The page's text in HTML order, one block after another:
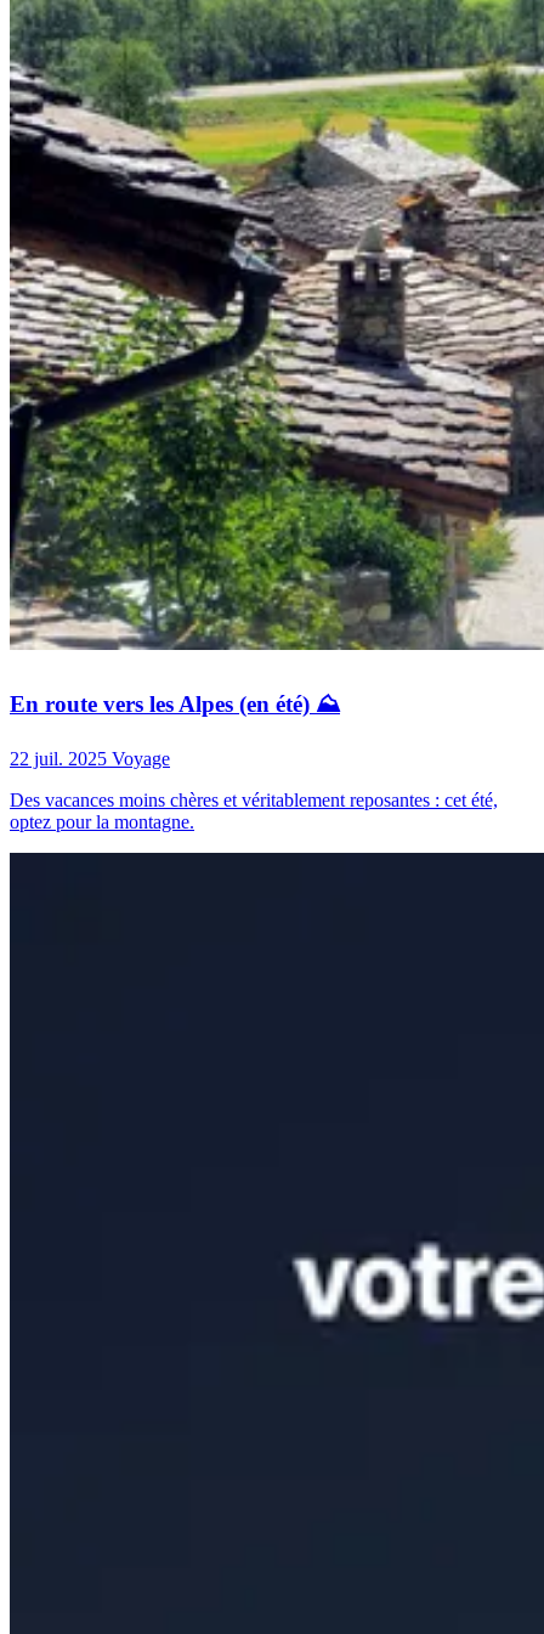
En route vers les Alpes (en été) ⛰️
22 juil. 2025 Voyage
Des vacances moins chères et véritablement reposantes : cet été,
optez pour la montagne.